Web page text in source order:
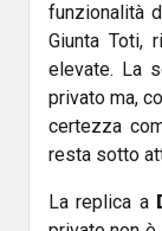
funzionalità
Giunta Toti,
elevate. La
privato ma,
certezza
resta sotto
La replica a